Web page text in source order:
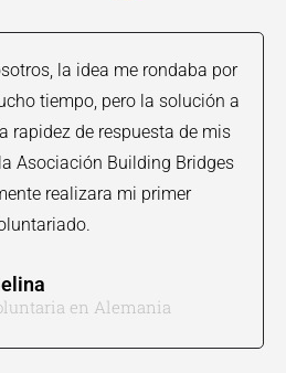
la idea me rondaba por
tiempo, pero la solución a
rapidez de respuesta de mis
Asociación Building Bridges
realizara mi primer
en Alemania